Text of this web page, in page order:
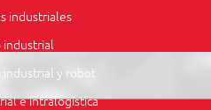
industriales
industrial y robot
e intralogística